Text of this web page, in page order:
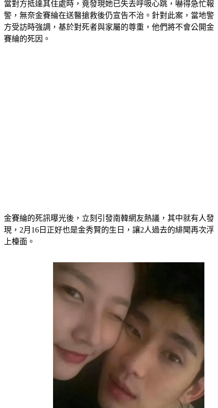
當對方抵達其住處時，竟發現她已失去呼吸心跳，嚇得急忙報
警，無奈金賽綸在送醫搶救後仍宣告不治。針對此案，當地警
方受訪時強調，基於對死者與家屬的尊重，他們將不會公開金
賽綸的死因。
金賽綸的死訊曝光後，立刻引發南韓網友熱議，其中就有人發
現，2月16日正好也是金秀賢的生日，讓2人過去的緋聞再次浮
上檯面。